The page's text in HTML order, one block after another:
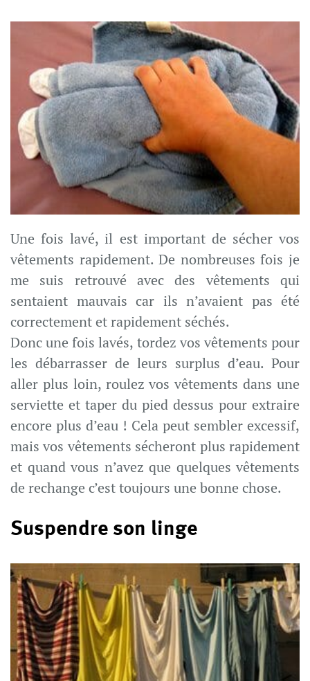
Une fois lavé, il est important de sécher vos
vêtements rapidement. De nombreuses fois je
me suis retrouvé avec des vêtements qui
sentaient mauvais car ils n’avaient pas été
correctement et rapidement séchés.
Donc une fois lavés, tordez vos vêtements pour
les débarrasser de leurs surplus d’eau. Pour
aller plus loin, roulez vos vêtements dans une
serviette et taper du pied dessus pour extraire
encore plus d’eau ! Cela peut sembler excessif,
mais vos vêtements sécheront plus rapidement
et quand vous n’avez que quelques vêtements
de rechange c’est toujours une bonne chose.
Suspendre son linge